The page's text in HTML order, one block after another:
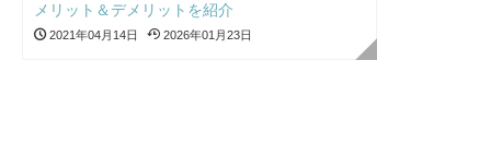
メリット＆デメリットを紹介
2021年04月14日 2026年01月23日